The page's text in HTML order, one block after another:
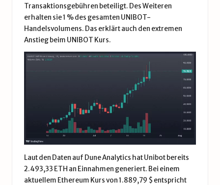
Transaktionsgebühren beteiligt. Des Weiteren
erhalten sie 1 % des gesamten UNIBOT-
Handelsvolumens. Das erklärt auch den extremen
Anstieg beim UNIBOT Kurs.
Laut den Daten auf Dune Analytics hat Unibot bereits
2.493,33 ETH an Einnahmen generiert. Bei einem
aktuellem Ethereum Kurs von 1.889,79 $ entspricht